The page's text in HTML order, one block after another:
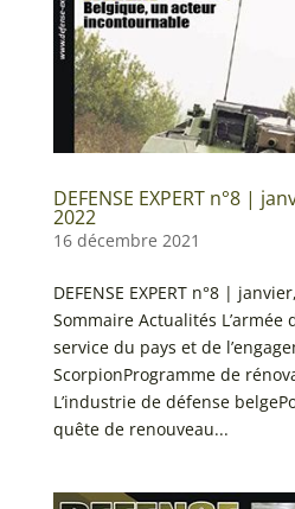
DEFENSE EXPERT n°8 |
2022
16 décembre 2021
DEFENSE EXPERT n°8 |
Sommaire Actualités
service du pays et de
ScorpionProgramme de
L’industrie de défense
quête de renouveau...